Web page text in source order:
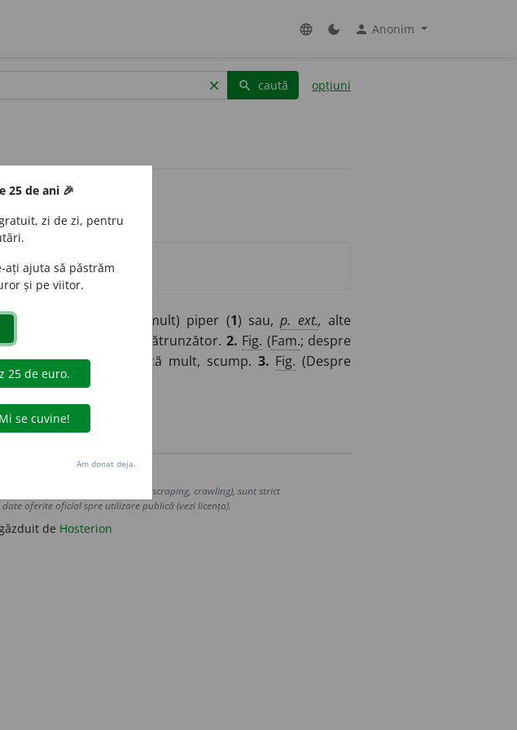
language dark_mode person Anonim
clear search caută opțiuni
care s-a pus (prea mult) piper (1) sau,p. ext., alte
mirosuri) Înțepător, pătrunzător. 2. Fig. (Fam.; despre
mărfuri) care costă mult, scump. 3. Fig. (Despre
] –V.pipera.
de extragere automată (web scraping, crawling), sunt strict
oferite oficial spre utilizare publică (vezi licența).
de Hosterion
25 de ani 🎉
zi de zi, pentru
ați ajuta să păstrăm
și pe viitor.
Am donat deja.